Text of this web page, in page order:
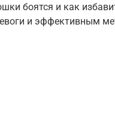
боятся и как
и эффективным